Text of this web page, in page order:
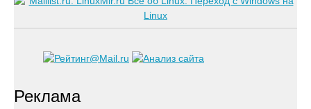
Реклама